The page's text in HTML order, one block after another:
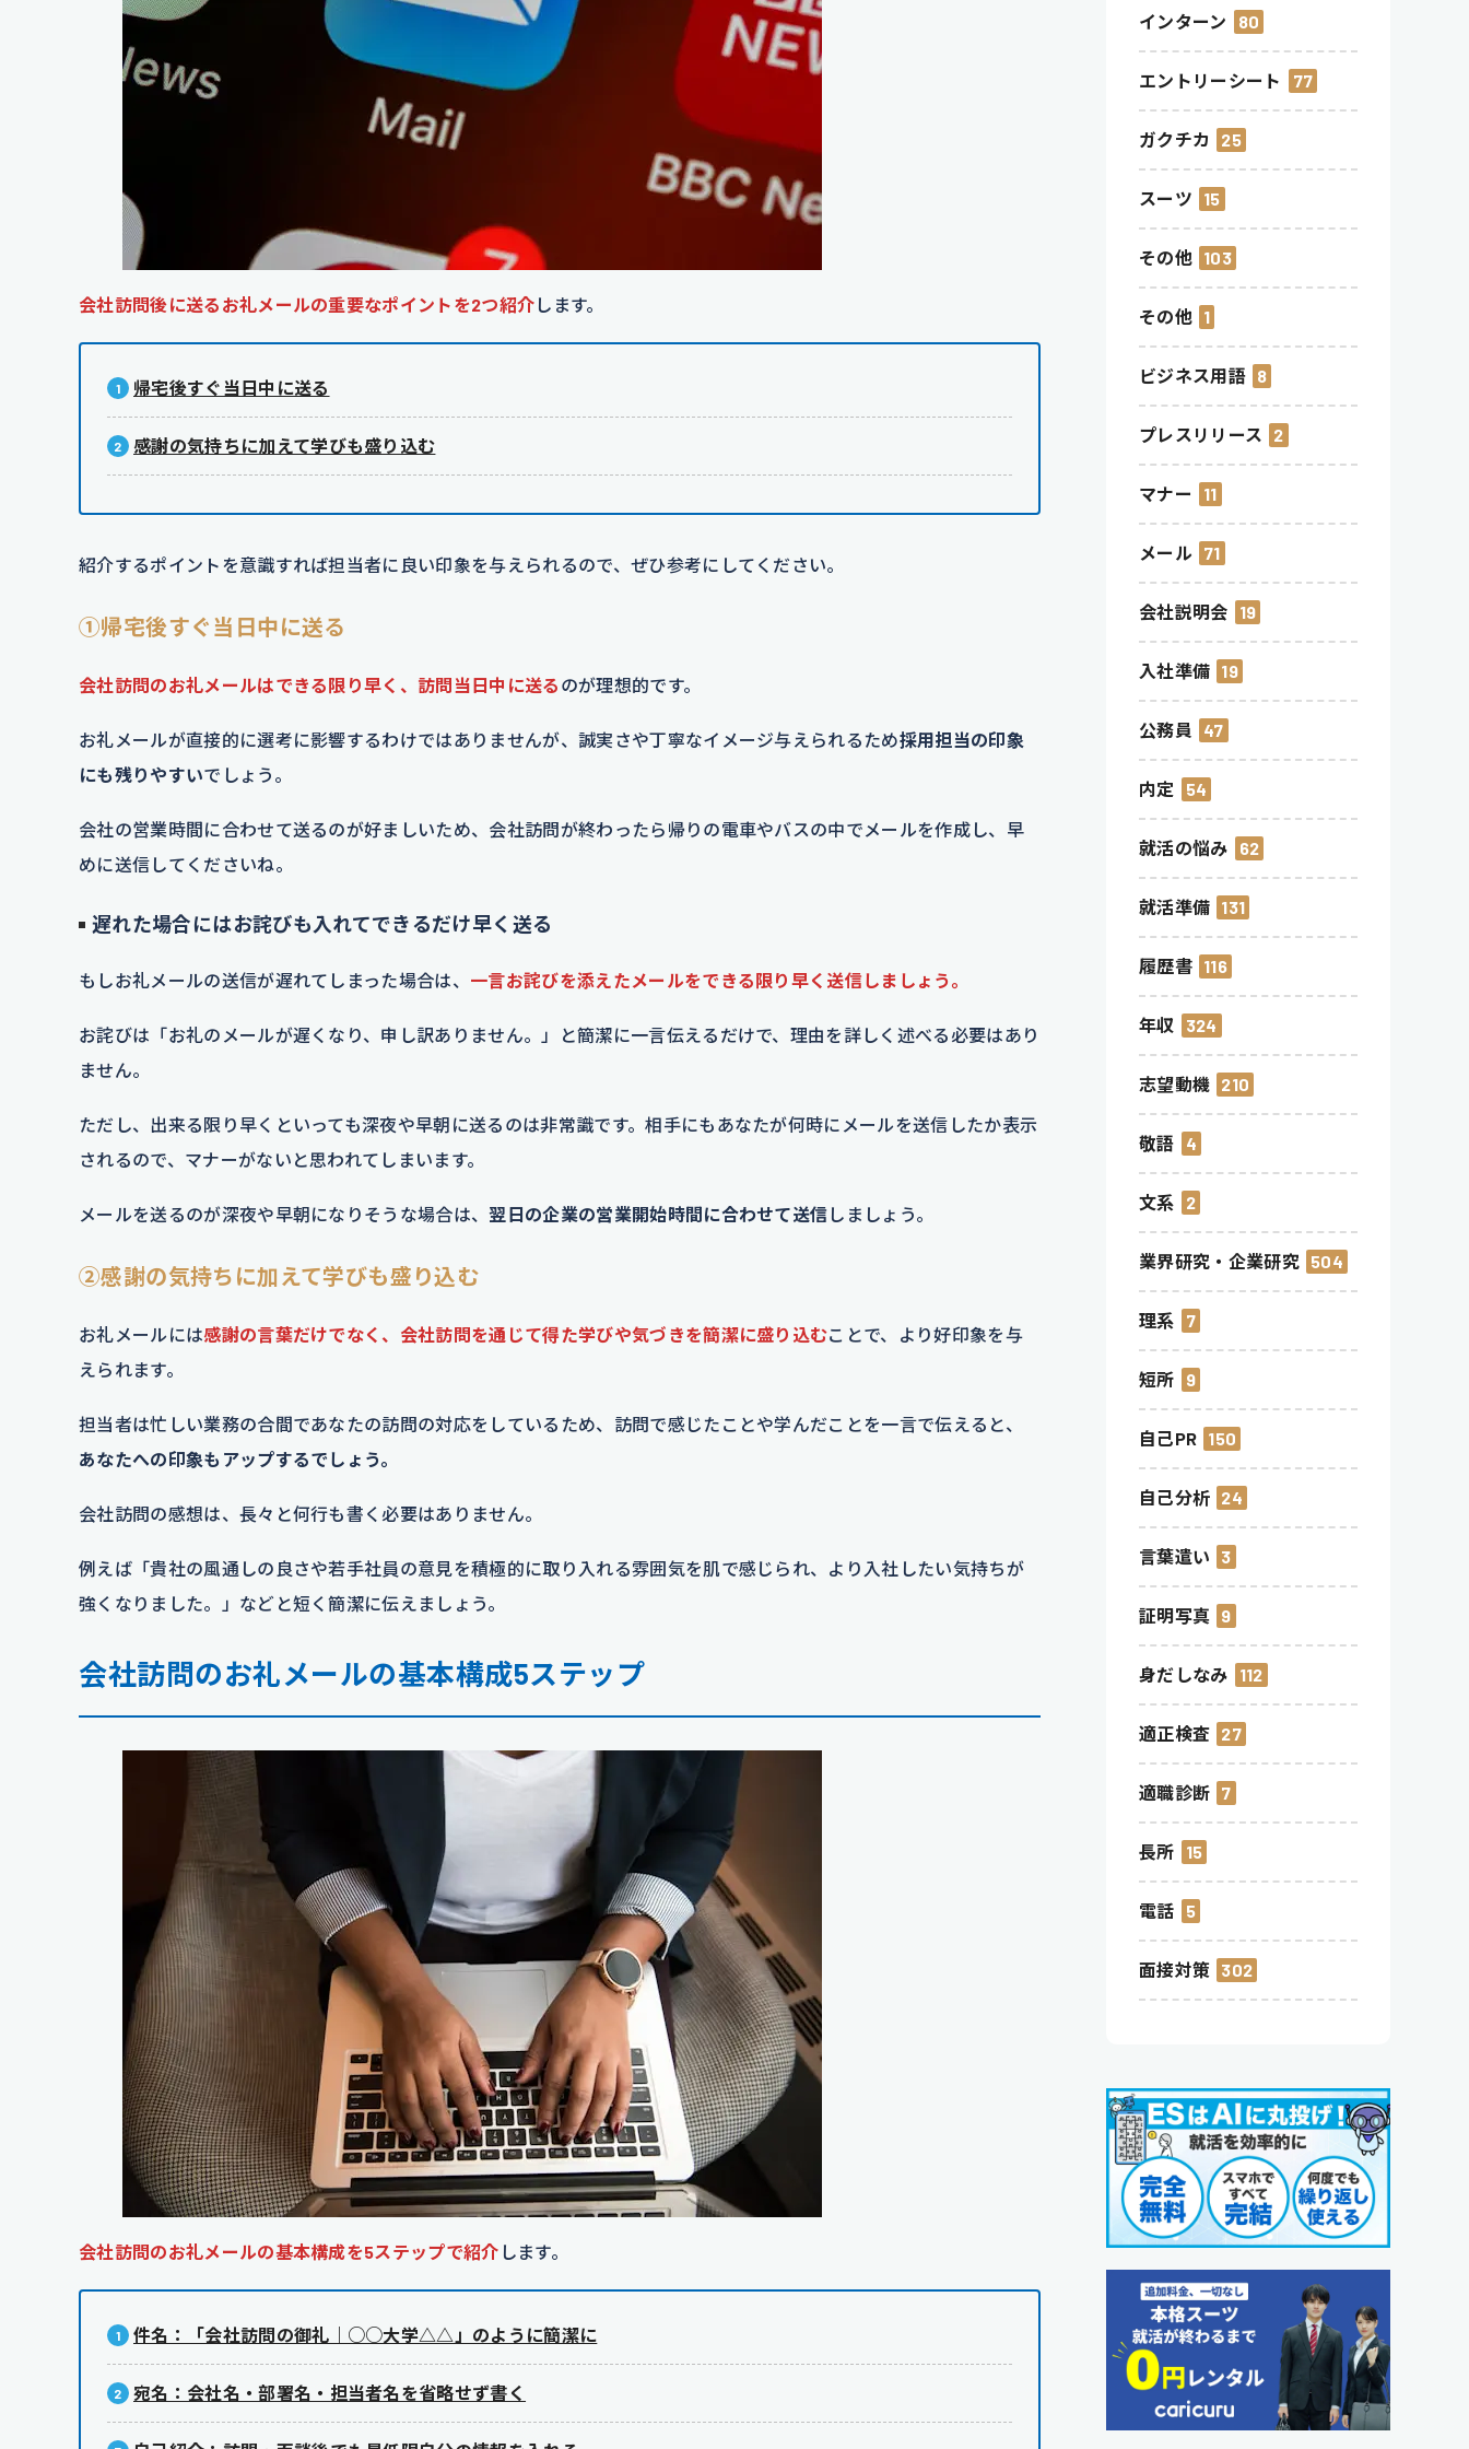
会社訪問後に送るお礼メールの重要なポイントを2つ紹介 します。
帰宅後すぐ当日中に送る
感謝の気持ちに加えて学びも盛り込む
紹介するポイントを意識すれば担当者に良い印象を与えられるので、ぜひ参考にしてください。
①帰宅後すぐ当日中に送る
会社訪問のお礼メールはできる限り早く、訪問当日中に送る のが理想的です。
お礼メールが直接的に選考に影響するわけではありませんが、誠実さや丁寧なイメージ与えられるため採用担当の印象
にも残りやすいでしょう。
会社の営業時間に合わせて送るのが好ましいため、会社訪問が終わったら帰りの電車やバスの中でメールを作成し、早
めに送信してくださいね。
遅れた場合にはお詫びも入れてできるだけ早く送る
もしお礼メールの送信が遅れてしまった場合は、 一言お詫びを添えたメールをできる限り早く送信しましょう。
お詫びは「お礼のメールが遅くなり、申し訳ありません。」と簡潔に一言伝えるだけで、理由を詳しく述べる必要はあり
ません。
ただし、出来る限り早くといっても深夜や早朝に送るのは非常識です。相手にもあなたが何時にメールを送信したか表示
されるので、マナーがないと思われてしまいます。
メールを送るのが深夜や早朝になりそうな場合は、翌日の企業の営業開始時間に合わせて送信 しましょう。
②感謝の気持ちに加えて学びも盛り込む
お礼メールには感謝の言葉だけでなく、会社訪問を通じて得た学びや気づきを簡潔に盛り込むことで、より好印象を与
えられます。
担当者は忙しい業務の合間であなたの訪問の対応をしているため、訪問で感じたことや学んだことを一言で伝えると、
あなたへの印象もアップするでしょう。
会社訪問の感想は、長々と何行も書く必要はありません。
例えば「貴社の風通しの良さや若手社員の意見を積極的に取り入れる雰囲気を肌で感じられ、より入社したい気持ちが
強くなりました。」などと短く簡潔に伝えましょう。
会社訪問のお礼メールの基本構成5ステップ
会社訪問のお礼メールの基本構成を5ステップで紹介 します。
件名：「会社訪問の御礼｜○○大学△△」のように簡潔に
宛名：会社名・部署名・担当者名を省略せず書く
インターン 80
エントリーシート 77
ガクチカ 25
スーツ 15
その他 103
その他 1
ビジネス用語 8
プレスリリース 2
マナー 11
メール 71
会社説明会 19
入社準備 19
公務員 47
内定 54
就活の悩み 62
就活準備 131
履歴書 116
年収 324
志望動機 210
敬語 4
文系 2
業界研究・企業研究 504
理系 7
短所 9
自己PR 150
自己分析 24
言葉遣い 3
証明写真 9
身だしなみ 112
適正検査 27
適職診断 7
長所 15
電話 5
面接対策 302